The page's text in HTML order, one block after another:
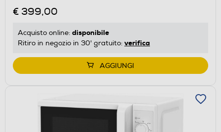
€ 399,00
Acquisto online: disponibile
Ritiro in negozio in 30' gratuito: verifica
AGGIUNGI